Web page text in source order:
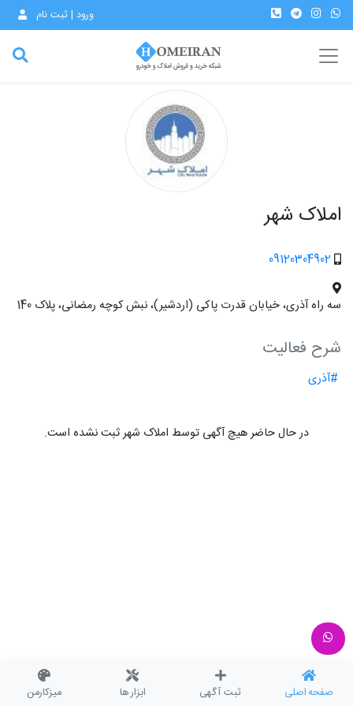
ورود | ثبت نام
املاک شهر
09120304902
سه راه آذری، خیابان قدرت پاکی (اردشیر)، نبش کوچه رمضانی، پلاک 140
شرح فعالیت
#آذری
در حال حاضر هیچ آگهی توسط املاک شهر ثبت نشده است.
صفحه اصلی ثبت آگهی ابزار ها میزکارمن